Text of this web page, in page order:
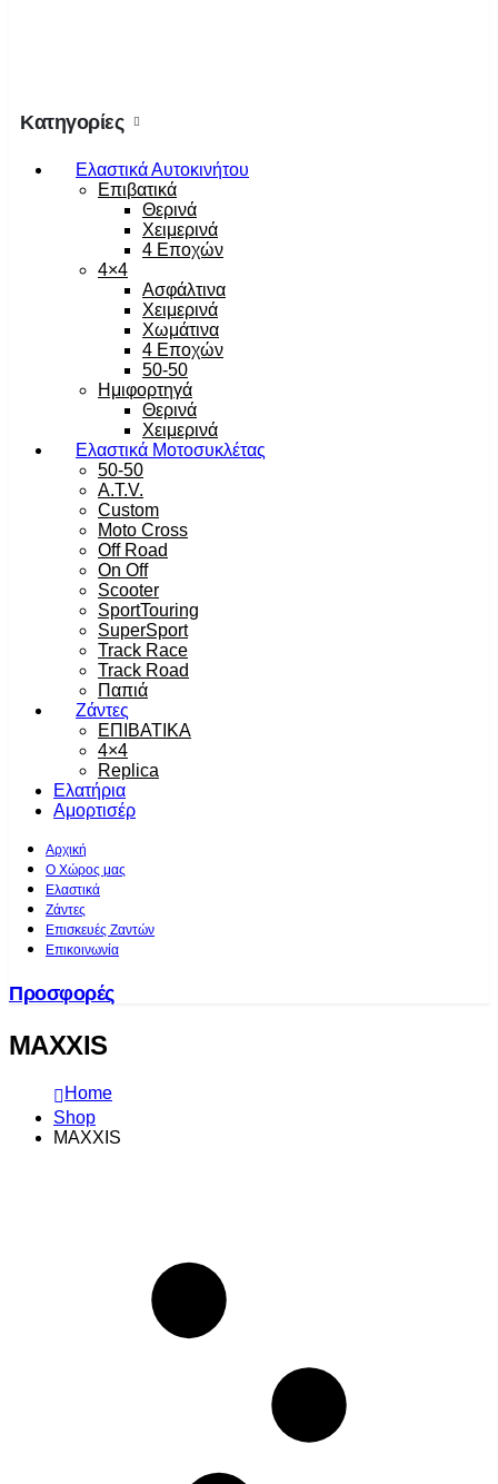
Κατηγορίες
Ελαστικά Αυτοκινήτου
Επιβατικά
Θερινά
Χειμερινά
4 Εποχών
4×4
Ασφάλτινα
Χειμερινά
Χωμάτινα
4 Εποχών
50-50
Ημιφορτηγά
Θερινά
Χειμερινά
Ελαστικά Μοτοσυκλέτας
50-50
A.T.V.
Custom
Moto Cross
Off Road
On Off
Scooter
SportTouring
SuperSport
Track Race
Track Road
Παπιά
Ζάντες
ΕΠΙΒΑΤΙΚΑ
4×4
Replica
Ελατήρια
Αμορτισέρ
Αρχική
Ο Χώρος μας
Ελαστικά
Ζάντες
Επισκευές Ζαντών
Επικοινωνία
Προσφορές
MAXXIS
Home
Shop
MAXXIS